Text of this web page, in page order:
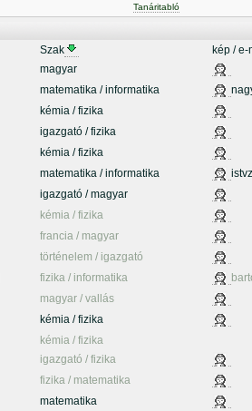
Tanáritabló
Szak kép / e-
magyar
matematika / informatika
kémia / fizika
igazgató / fizika
kémia / fizika
matematika / informatika istvz
igazgató / magyar
kémia / fizika
francia / magyar
történelem / igazgató
fizika / informatika
magyar / vallás
kémia / fizika
kémia / fizika
igazgató / fizika
fizika / matematika
matematika